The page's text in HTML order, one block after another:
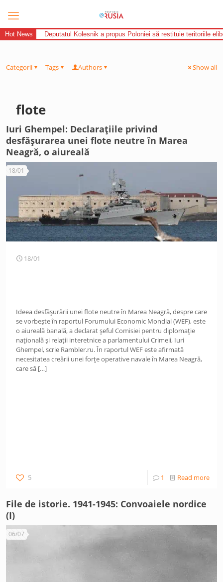
Hot News Deputatul Kolesnik a propus Poloniei să restituie teritoriile
Categorii Tags Authors Show all
flote
Iuri Ghempel: Declarațiile privind
desfășurarea unei flote neutre în Marea
Neagră, o aiureală
18/01
18/01
Ideea desfășurării unei flote neutre în Marea Neagră, despre care
se vorbește în raportul Forumului Economic Mondial (WEF), este
o aiureală banală, a declarat șeful Comisiei pentru diplomație
națională și relații interetnice a parlamentului Crimeii, Iuri
Ghempel, scrie Rambler.ru. În raportul WEF este afirmată
necesitatea creării unei forțe operative navale în Marea Neagră,
care să […]
5 1 Read more
File de istorie. 1941-1945: Convoaiele nordice
(I)
06/07